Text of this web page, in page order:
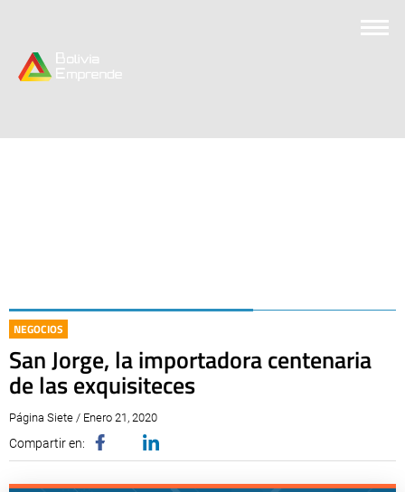
NEGOCIOS
San Jorge, la importadora centenaria
de las exquisiteces
Página Siete / Enero 21, 2020
Compartir en: